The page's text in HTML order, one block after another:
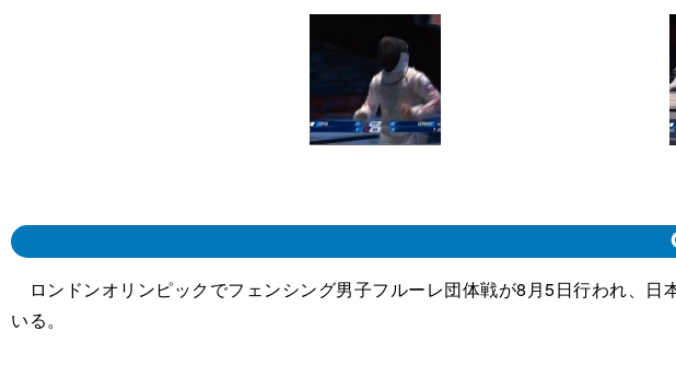
ロンドンオリンピックでフェンシング男子フルーレ団体戦が8月5日行われ、
いる。